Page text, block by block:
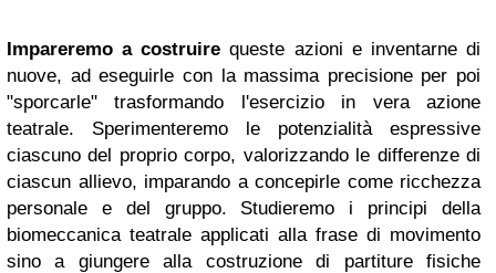
Impareremo a costruire queste azioni e inventarne di
nuove, ad eseguirle con la massima precisione per poi
"sporcarle" trasformando l'esercizio in vera azione
teatrale. Sperimenteremo le potenzialità espressive
ciascuno del proprio corpo, valorizzando le differenze di
ciascun allievo, imparando a concepirle come ricchezza
personale e del gruppo. Studieremo i principi della
biomeccanica teatrale applicati alla frase di movimento
sino a giungere alla costruzione di partiture fisiche